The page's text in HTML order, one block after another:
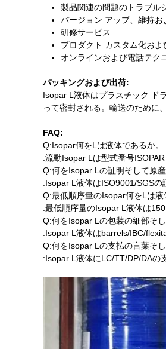
製品関連の問題のトラブル
バージョン アップ、維持お
研修サービス
プロダクト カスタム化およ
オンラインおよび電話テク
パッキングおよび出荷:
Isopar L液体はプラスチック ド
って密封される。輸送のために
FAQ:
Q:Isopar何をLは液体であるか。
:流動Isopar Lは型式番号
Q:何をIsopar Lの証明そして原産
:Isopar L液体はISO9001/SGSの
Q:最低順序量のIsopar何をLは液
:最低順序量のIsopar L液体は
Q:何をIsopar Lの包装の細部そ
:Isopar L液体はbarrels/IBC/
Q:何をIsopar Lの支払の言葉そ
:Isopar L液体にLC/TT/DP/DAの